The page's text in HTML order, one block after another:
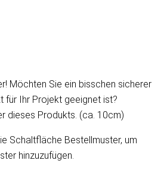
Möchten Sie ein bisschen sicherer
für Ihr Projekt geeignet ist?
dieses Produkts. (ca. 10cm)
Schaltfläche Bestellmuster, um
hinzuzufügen.